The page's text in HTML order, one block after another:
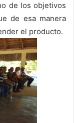
de los objetivos
de esa manera
el producto.